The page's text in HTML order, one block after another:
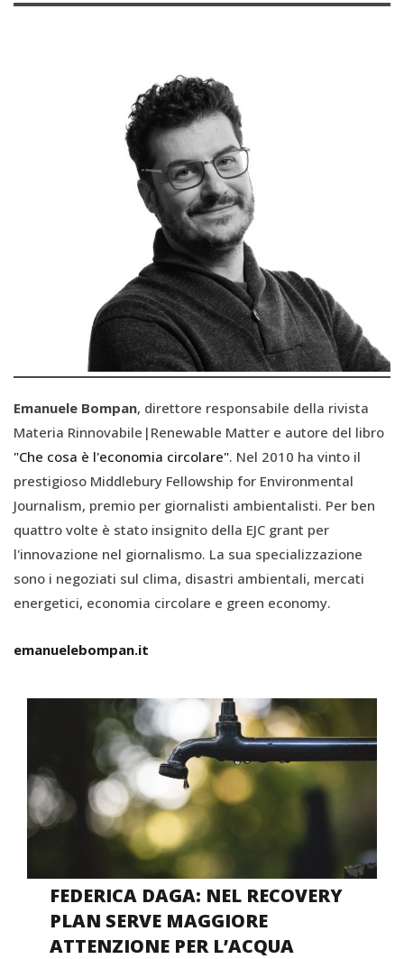
Emanuele Bompan, direttore responsabile della rivista
Materia Rinnovabile|Renewable Matter e autore del libro
"Che cosa è l'economia circolare". Nel 2010 ha vinto il
prestigioso Middlebury Fellowship for Environmental
Journalism, premio per giornalisti ambientalisti. Per ben
quattro volte è stato insignito della EJC grant per
l'innovazione nel giornalismo. La sua specializzazione
sono i negoziati sul clima, disastri ambientali, mercati
energetici, economia circolare e green economy.
emanuelebompan.it
FEDERICA DAGA: NEL RECOVERY
PLAN SERVE MAGGIORE
ATTENZIONE PER L’ACQUA